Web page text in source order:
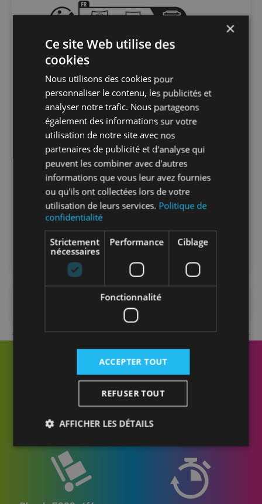
En savoir plus sur le tri de nos emballages et
de nos produits
Packaging sans packaging
Nombre par
unité
1
Nombre par
Nombre par
palette
Des conseillers
Livraison sur chantier
×
Ce site Web utilise des
cookies
Nous utilisons des cookies pour
personnaliser le contenu, les publicités et
analyser notre trafic. Nous partageons
également des informations sur votre
utilisation de notre site avec nos
partenaires de publicité et d'analyse qui
peuvent les combiner avec d'autres
informations que vous leur avez fournies
ou qu'ils ont collectées lors de votre
utilisation de leurs services. Politique de
confidentialité
Strictement
nécessaires
Performance Ciblage
Fonctionnalité
ACCEPTER TOUT
REFUSER TOUT
AFFICHER LES DÉTAILS
Strictement nécessaires
Performance
Fonctionnalité